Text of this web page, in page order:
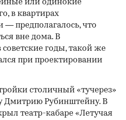
или одинокие
в квартирах
— предполагалось, что
вне дома. В
годы, такой же
при проектировании
столичный «тучерез»
Дмитрию Рубинштейну. В
театр-кабаре «Летучая